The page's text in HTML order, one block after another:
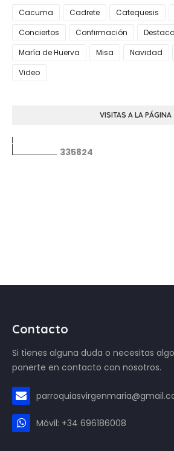
Cacuma Cadrete Catequesis
Conciertos
Confirmación
María de Huerva
Misa Navidad
Video
VISITAS A LA PÁGINA
335824
Contacto
Si tienes alguna duda o necesitas
ponerte en contacto con nosotros.
Móvil: +34 696186008